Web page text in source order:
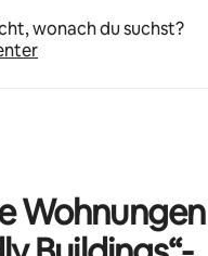
wonach du suchst?